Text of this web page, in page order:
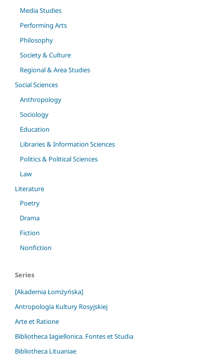
Media Studies
Performing Arts
Philosophy
Society & Culture
Regional & Area Studies
Social Sciences
Anthropology
Sociology
Education
Libraries & Information Sciences
Politics & Political Sciences
Law
Literature
Poetry
Drama
Fiction
Nonfiction
Series
[Akademia Łomżyńska]
Antropologia Kultury Rosyjskiej
Arte et Ratione
Bibliotheca Iagiellonica. Fontes et Studia
Bibliotheca Lituaniae